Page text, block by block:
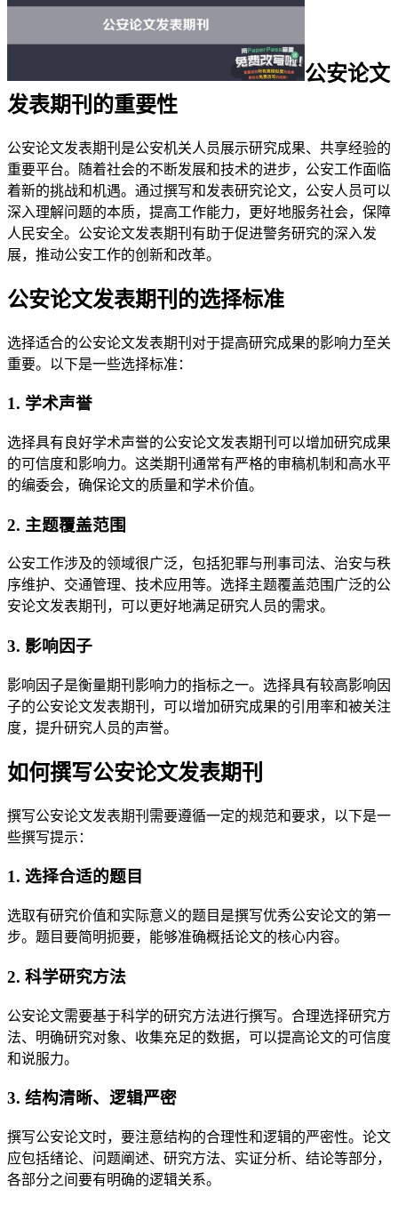
公安论文
发表期刊的重要性
公安论文发表期刊是公安机关人员展示研究成果、共享经验的
重要平台。随着社会的不断发展和技术的进步，公安工作面临
着新的挑战和机遇。通过撰写和发表研究论文，公安人员可以
深入理解问题的本质，提高工作能力，更好地服务社会，保障
人民安全。公安论文发表期刊有助于促进警务研究的深入发
展，推动公安工作的创新和改革。
公安论文发表期刊的选择标准
选择适合的公安论文发表期刊对于提高研究成果的影响力至关
重要。以下是一些选择标准：
1. 学术声誉
选择具有良好学术声誉的公安论文发表期刊可以增加研究成果
的可信度和影响力。这类期刊通常有严格的审稿机制和高水平
的编委会，确保论文的质量和学术价值。
2. 主题覆盖范围
公安工作涉及的领域很广泛，包括犯罪与刑事司法、治安与秩
序维护、交通管理、技术应用等。选择主题覆盖范围广泛的公
安论文发表期刊，可以更好地满足研究人员的需求。
3. 影响因子
影响因子是衡量期刊影响力的指标之一。选择具有较高影响因
子的公安论文发表期刊，可以增加研究成果的引用率和被关注
度，提升研究人员的声誉。
如何撰写公安论文发表期刊
撰写公安论文发表期刊需要遵循一定的规范和要求，以下是一
些撰写提示：
1. 选择合适的题目
选取有研究价值和实际意义的题目是撰写优秀公安论文的第一
步。题目要简明扼要，能够准确概括论文的核心内容。
2. 科学研究方法
公安论文需要基于科学的研究方法进行撰写。合理选择研究方
法、明确研究对象、收集充足的数据，可以提高论文的可信度
和说服力。
3. 结构清晰、逻辑严密
撰写公安论文时，要注意结构的合理性和逻辑的严密性。论文
应包括绪论、问题阐述、研究方法、实证分析、结论等部分，
各部分之间要有明确的逻辑关系。